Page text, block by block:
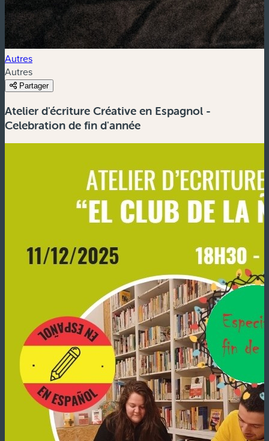
Autres
Autres
Partager
Atelier d'écriture Créative en Espagnol -
Celebration de fin d'année